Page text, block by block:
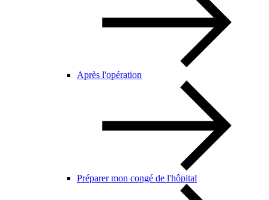
Après l'opération
Préparer mon congé de l'hôpital